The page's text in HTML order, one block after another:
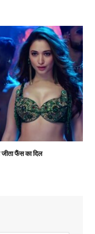
जीता फैंस का दिल